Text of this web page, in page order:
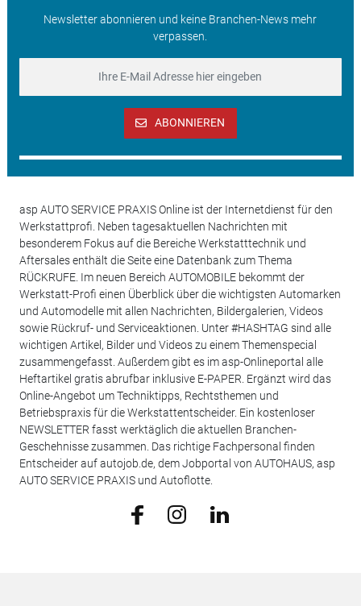
Newsletter abonnieren und keine Branchen-News mehr
verpassen.
ABONNIEREN
asp AUTO SERVICE PRAXIS Online ist der Internetdienst für den
Werkstattprofi. Neben tagesaktuellen Nachrichten mit
besonderem Fokus auf die Bereiche Werkstatttechnik und
Aftersales enthält die Seite eine Datenbank zum Thema
RÜCKRUFE. Im neuen Bereich AUTOMOBILE bekommt der
Werkstatt-Profi einen Überblick über die wichtigsten Automarken
und Automodelle mit allen Nachrichten, Bildergalerien, Videos
sowie Rückruf- und Serviceaktionen. Unter #HASHTAG sind alle
wichtigen Artikel, Bilder und Videos zu einem Themenspecial
zusammengefasst. Außerdem gibt es im asp-Onlineportal alle
Heftartikel gratis abrufbar inklusive E-PAPER. Ergänzt wird das
Online-Angebot um Techniktipps, Rechtsthemen und
Betriebspraxis für die Werkstattentscheider. Ein kostenloser
NEWSLETTER fasst werktäglich die aktuellen Branchen-
Geschehnisse zusammen. Das richtige Fachpersonal finden
Entscheider auf autojob.de, dem Jobportal von AUTOHAUS, asp
AUTO SERVICE PRAXIS und Autoflotte.